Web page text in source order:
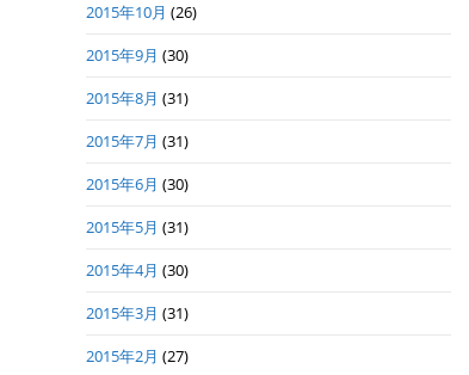
2015年10月 (26)
2015年9月 (30)
2015年8月 (31)
2015年7月 (31)
2015年6月 (30)
2015年5月 (31)
2015年4月 (30)
2015年3月 (31)
2015年2月 (27)